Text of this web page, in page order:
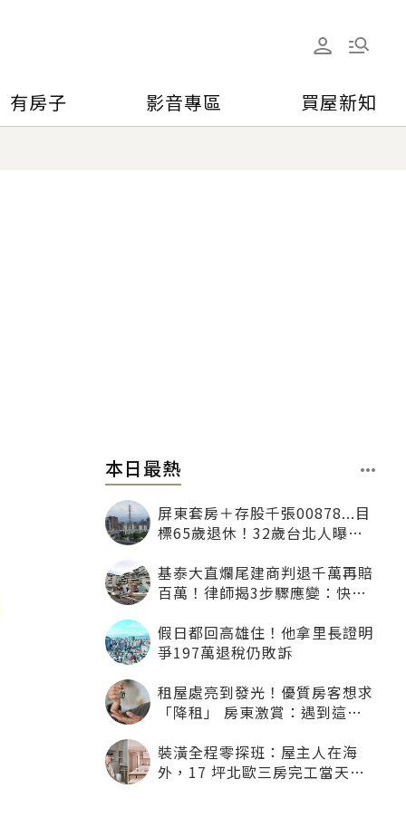
有房子 影音專區 買屋新知
本日最熱
屏東套房＋存股千張00878...目
標65歲退休！32歲台北人曝：
基泰大直爛尾建商判退千萬再賠
百萬！律師揭3步驟應變：快通
假日都回高雄住！他拿里長證明
爭197萬退稅仍敗訴
租屋處亮到發光！優質房客想求
「降租」 房東激賞：遇到這種
裝潢全程零探班：屋主人在海
外，17 坪北歐三房完工當天才